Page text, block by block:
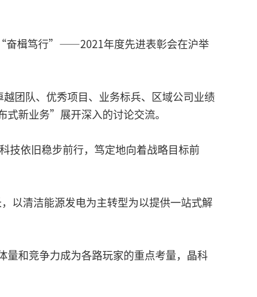
奋楫笃行”——2021年度先进表彰会在沪举
团队、优秀项目、业务标兵、区域公司业绩
新业务”展开深入的讨论交流。
技依旧稳步前行，笃定地向着战略目标前
以清洁能源发电为主转型为以提供一站式解
量和竞争力成为各路玩家的重点考量，晶科